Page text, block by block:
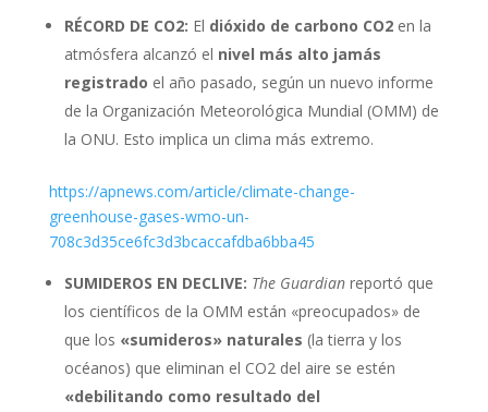
RÉCORD DE CO2: El dióxido de carbono CO2en la
atmósfera alcanzó el nivel más alto jamás
registrado el año pasado, según un nuevo informe
de la Organización Meteorológica Mundial (OMM) de
la ONU. Esto implica un clima más extremo.
https://apnews.com/article/climate-change-
greenhouse-gases-wmo-un-
708c3d35ce6fc3d3bcaccafdba6bba45
SUMIDEROS EN DECLIVE: The Guardianreportó que
los científicos de la OMM están «preocupados» de
que los «sumideros» naturales (la tierra y los
océanos) que eliminan el CO2 del aire se estén
«debilitando como resultado del